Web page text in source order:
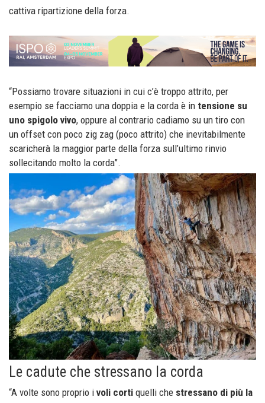
cattiva ripartizione della forza.
“Possiamo trovare situazioni in cui c’è troppo attrito, per
esempio se facciamo una doppia e la corda è in tensione su
uno spigolo vivo, oppure al contrario cadiamo su un tiro con
un offset con poco zig zag (poco attrito) che inevitabilmente
scaricherà la maggior parte della forza sull’ultimo rinvio
sollecitando molto la corda”.
Le cadute che stressano la corda
“A volte sono proprio i voli corti quelli che stressano di più la